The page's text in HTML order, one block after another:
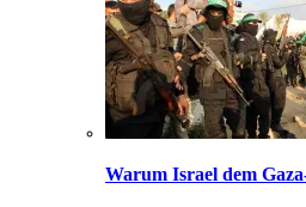
Warum Israel dem